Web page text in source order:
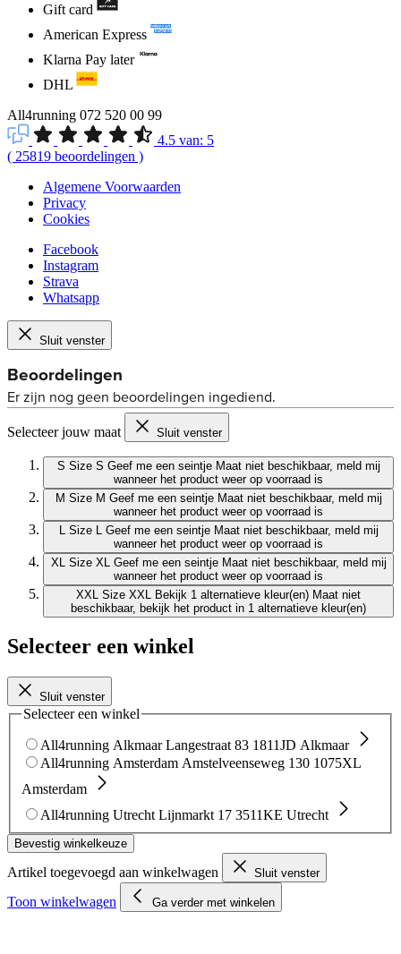
Gift card
American Express
Klarna Pay later
DHL
All4running 072 520 00 99
4.5 van: 5
( 25819 beoordelingen )
Algemene Voorwaarden
Privacy
Cookies
Facebook
Instagram
Strava
Whatsapp
Sluit venster
Selecteer jouw maat Sluit venster
S Size S Geef me een seintje Maat niet beschikbaar, meld mij
wanneer het product weer op voorraad is
M Size M Geef me een seintje Maat niet beschikbaar, meld mij
wanneer het product weer op voorraad is
L Size L Geef me een seintje Maat niet beschikbaar, meld mij
wanneer het product weer op voorraad is
XL Size XL Geef me een seintje Maat niet beschikbaar, meld mij
wanneer het product weer op voorraad is
XXL Size XXL Bekijk 1 alternatieve kleur(en) Maat niet
beschikbaar, bekijk het product in 1 alternatieve kleur(en)
Selecteer een winkel
Sluit venster
Selecteer een winkel
All4running Alkmaar Langestraat 83 1811JD Alkmaar
All4running Amsterdam Amstelveenseweg 130 1075XL
Amsterdam
All4running Utrecht Lijnmarkt 17 3511KE Utrecht
Bevestig winkelkeuze
Artikel toegevoegd aan winkelwagen Sluit venster
Toon winkelwagen Ga verder met winkelen